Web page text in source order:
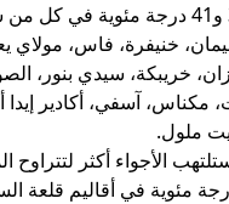
38 و41 درجة مئوية في كل من سيدي
فاس، مولاي يعقوب،
سيدي بنور، الصويرة،
أكادير إيدا أوتنان،
أكثر لتتراوح المحارير ما
في أقاليم قلعة السراغنة،